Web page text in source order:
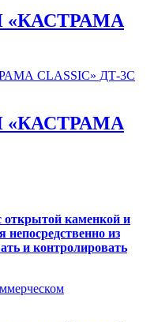
открытой каменкой и
непосредственно из
и контролировать